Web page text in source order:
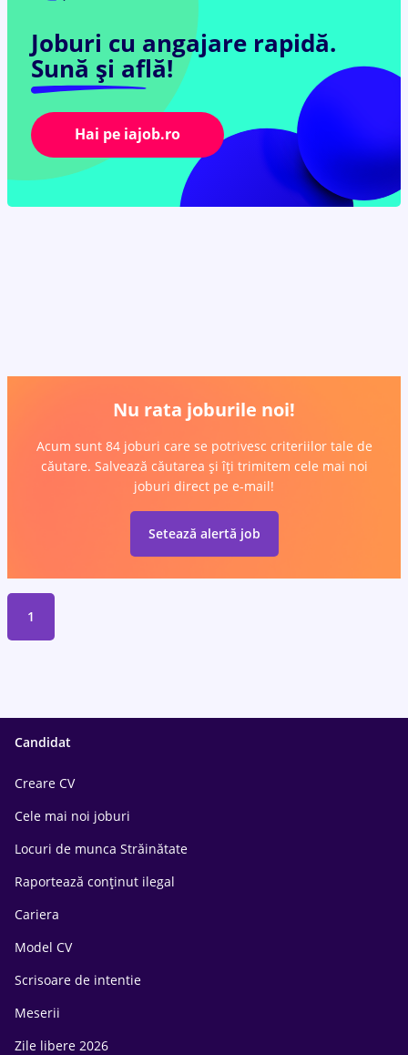
Joburi cu angajare rapidă.
Sună și află!
Hai pe iajob.ro
Nu rata joburile noi!
Acum sunt 84 joburi care se potrivesc criteriilor tale de
căutare. Salvează căutarea și îți trimitem cele mai noi
joburi direct pe e-mail!
Setează alertă job
1
Candidat
Creare CV
Cele mai noi joburi
Locuri de munca Străinătate
Raportează conținut ilegal
Cariera
Model CV
Scrisoare de intentie
Meserii
Zile libere 2026